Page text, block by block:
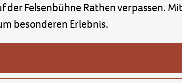
Felsenbühne Rathen verpassen.
besonderen Erlebnis.